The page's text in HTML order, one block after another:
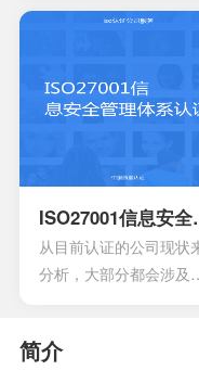
期要求来进行联合的控
装以及相应的服务设计，
是组合使用，都必须要
防，疾病的监护。损伤
诊断，损伤的监护或者损
伤的治疗，同样也是解
生理过程的研究以及调
从目前认证的公司现状
分析，大部分都会涉及
颁发信息安全管理体系
简介